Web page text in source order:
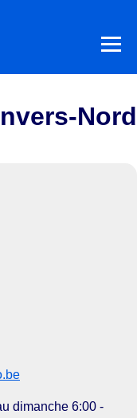
Nord
dimanche 6:00 -